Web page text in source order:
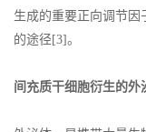
生成的重要正向调节
的途径[3]。
间充质干细胞衍生的外